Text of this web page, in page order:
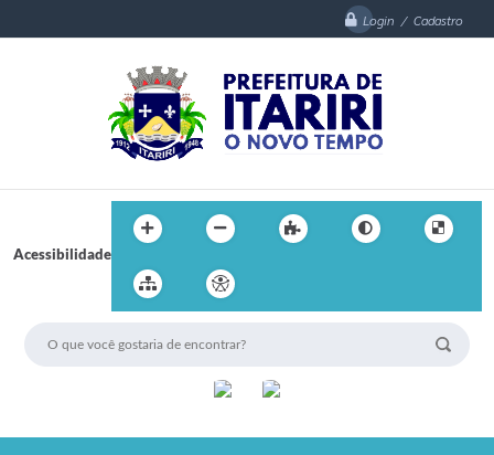
Login / Cadastro
Acessibilidade